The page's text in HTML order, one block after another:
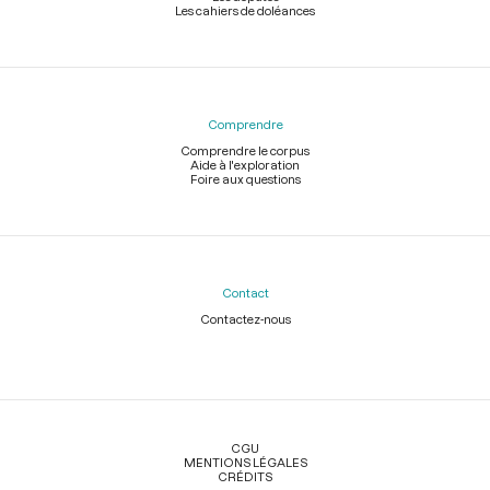
Les cahiers de doléances
Comprendre
Comprendre le corpus
Aide à l'exploration
Foire aux questions
Contact
Contactez-nous
Légal
CGU
MENTIONS LÉGALES
CRÉDITS